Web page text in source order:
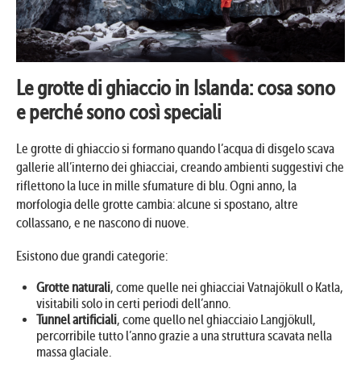
Le grotte di ghiaccio in Islanda: cosa sono
e perché sono così speciali
Le grotte di ghiaccio si formano quando l’acqua di disgelo scava
gallerie all’interno dei ghiacciai, creando ambienti suggestivi che
riflettono la luce in mille sfumature di blu. Ogni anno, la
morfologia delle grotte cambia: alcune si spostano, altre
collassano, e ne nascono di nuove.
Esistono due grandi categorie:
Grotte naturali, come quelle nei ghiacciai Vatnajökull o Katla,
visitabili solo in certi periodi dell’anno.
Tunnel artificiali, come quello nel ghiacciaio Langjökull,
percorribile tutto l’anno grazie a una struttura scavata nella
massa glaciale.